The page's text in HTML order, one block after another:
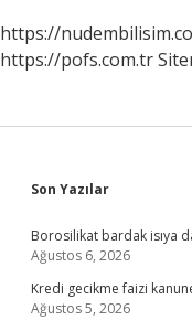
https://
https://pofs.com.tr
Sidebar
Son Yazılar
Borosilikat bardak isıya
Ağustos 6, 2026
Kredi gecikme faizi
Ağustos 5, 2026